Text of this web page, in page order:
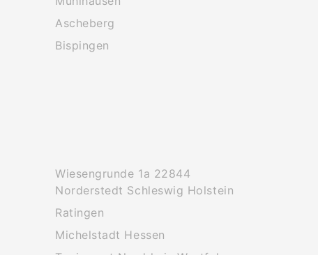
Ascheberg
Bispingen
Wiesengrunde 1a 22844
Norderstedt Schleswig Holstein
Ratingen
Michelstadt Hessen